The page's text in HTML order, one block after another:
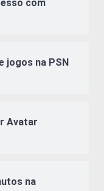
com
jogos na PSN
Avatar
na